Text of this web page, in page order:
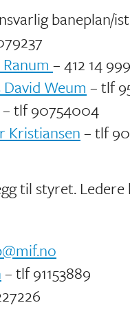
baneplan/
– 412 14 999
Weum – tlf
– tlf 90754004
Kristiansen– tlf
til styret. Ledere
– tlf 91153889